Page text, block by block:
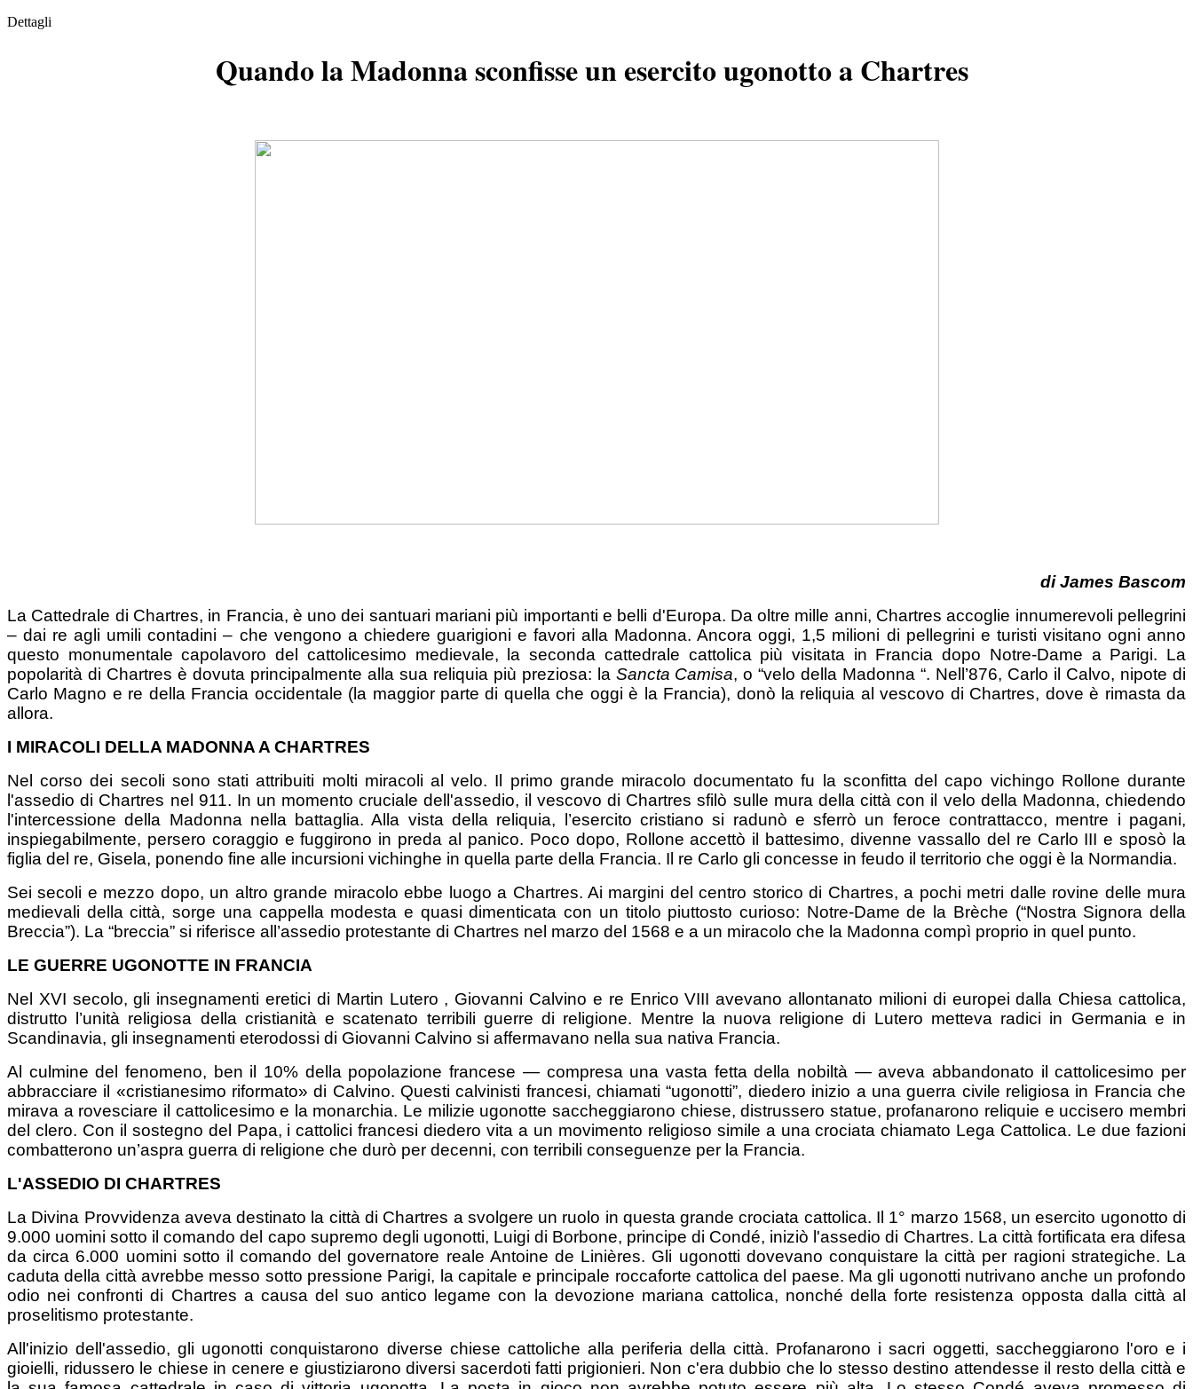
Dettagli
Quando la Madonna sconfisse un esercito ugonotto a Chartres
diJames Bascom
La Cattedrale di Chartres, in Francia, è uno dei santuari mariani più importanti e belli d'Europa. Da oltre mille anni, Chartres accoglie innumerevoli pellegrini
– dai re agli umili contadini – che vengono a chiedere guarigioni e favori alla Madonna. Ancora oggi, 1,5 milioni di pellegrini e turisti visitano ogni anno
questo monumentale capolavoro del cattolicesimo medievale, la seconda cattedrale cattolica più visitata in Francia dopo Notre-Dame a Parigi. La
popolarità di Chartres è dovuta principalmente alla sua reliquia più preziosa: la Sancta Camisa, o “velo della Madonna “. Nell’876, Carlo il Calvo, nipote di
Carlo Magno e re della Francia occidentale (la maggior parte di quella che oggi è la Francia), donò la reliquia al vescovo di Chartres, dove è rimasta da
allora.
I MIRACOLI DELLA MADONNA A CHARTRES
Nel corso dei secoli sono stati attribuiti molti miracoli al velo. Il primo grande miracolo documentato fu la sconfitta del capo vichingo Rollone durante
l'assedio di Chartres nel 911. In un momento cruciale dell'assedio, il vescovo di Chartres sfilò sulle mura della città con il velo della Madonna, chiedendo
l'intercessione della Madonna nella battaglia. Alla vista della reliquia, l’esercito cristiano si radunò e sferrò un feroce contrattacco, mentre i pagani,
inspiegabilmente, persero coraggio e fuggirono in preda al panico. Poco dopo, Rollone accettò il battesimo, divenne vassallo del re Carlo III e sposò la
figlia del re, Gisela, ponendo fine alle incursioni vichinghe in quella parte della Francia. Il re Carlo gli concesse in feudo il territorio che oggi è la Normandia.
Sei secoli e mezzo dopo, un altro grande miracolo ebbe luogo a Chartres. Ai margini del centro storico di Chartres, a pochi metri dalle rovine delle mura
medievali della città, sorge una cappella modesta e quasi dimenticata con un titolo piuttosto curioso: Notre-Dame de la Brèche (“Nostra Signora della
Breccia”). La “breccia” si riferisce all’assedio protestante di Chartres nel marzo del 1568 e a un miracolo che la Madonna compì proprio in quel punto.
LE GUERRE UGONOTTE IN FRANCIA
Nel XVI secolo, gli insegnamenti eretici di Martin Lutero , Giovanni Calvino e re Enrico VIII avevano allontanato milioni di europei dalla Chiesa cattolica,
distrutto l’unità religiosa della cristianità e scatenato terribili guerre di religione. Mentre la nuova religione di Lutero metteva radici in Germania e in
Scandinavia, gli insegnamenti eterodossi di Giovanni Calvino si affermavano nella sua nativa Francia.
Al culmine del fenomeno, ben il 10% della popolazione francese — compresa una vasta fetta della nobiltà — aveva abbandonato il cattolicesimo per
abbracciare il «cristianesimo riformato» di Calvino. Questi calvinisti francesi, chiamati “ugonotti”, diedero inizio a una guerra civile religiosa in Francia che
mirava a rovesciare il cattolicesimo e la monarchia. Le milizie ugonotte saccheggiarono chiese, distrussero statue, profanarono reliquie e uccisero membri
del clero. Con il sostegno del Papa, i cattolici francesi diedero vita a un movimento religioso simile a una crociata chiamato Lega Cattolica. Le due fazioni
combatterono un’aspra guerra di religione che durò per decenni, con terribili conseguenze per la Francia.
L'ASSEDIO DI CHARTRES
La Divina Provvidenza aveva destinato la città di Chartres a svolgere un ruolo in questa grande crociata cattolica. Il 1° marzo 1568, un esercito ugonotto di
9.000 uomini sotto il comando del capo supremo degli ugonotti, Luigi di Borbone, principe di Condé, iniziò l'assedio di Chartres. La città fortificata era difesa
da circa 6.000 uomini sotto il comando del governatore reale Antoine de Linières. Gli ugonotti dovevano conquistare la città per ragioni strategiche. La
caduta della città avrebbe messo sotto pressione Parigi, la capitale e principale roccaforte cattolica del paese. Ma gli ugonotti nutrivano anche un profondo
odio nei confronti di Chartres a causa del suo antico legame con la devozione mariana cattolica, nonché della forte resistenza opposta dalla città al
proselitismo protestante.
All'inizio dell'assedio, gli ugonotti conquistarono diverse chiese cattoliche alla periferia della città. Profanarono i sacri oggetti, saccheggiarono l'oro e i
gioielli, ridussero le chiese in cenere e giustiziarono diversi sacerdoti fatti prigionieri. Non c'era dubbio che lo stesso destino attendesse il resto della città e